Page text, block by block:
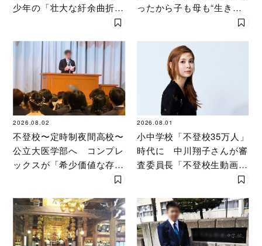
少年の「壮大な紆余曲折」
ったから子も母も“生き
方”が見つかった」〔元野
2026.08.02
不登校〜定時制夜間高校〜
公立大医学部へ コンプレ
ックスが「希少価値な存
在」に変わった「浪人時
2026.08.01
小中学校「不登校35万人」
時代に 中川翔子さんが審
査委員長「不登校生動画甲